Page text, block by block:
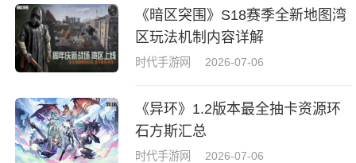
《暗区突围》S18赛季全新地图湾
区玩法机制内容详解
时代手游网 2026-07-06
《异环》1.2版本最全抽卡资源环
石方斯汇总
时代手游网 2026-07-06